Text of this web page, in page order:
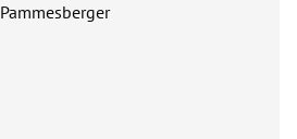
Pammesberger